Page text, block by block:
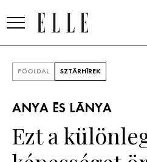
SZÉPSÉG
FŐOLDAL SZTÁRHÍREK
ANYA ÉS LÁNYA
Ezt a